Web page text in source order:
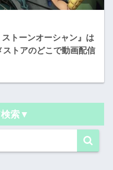
ストーンオーシャン』は
トアのどこで動画配信
検索▼